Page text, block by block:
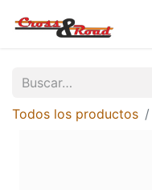
Todos los productos